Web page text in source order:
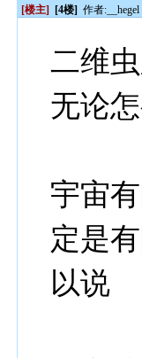
[楼主] [4楼] 作者: __hegel
二维
无论
宇宙
定是
以说